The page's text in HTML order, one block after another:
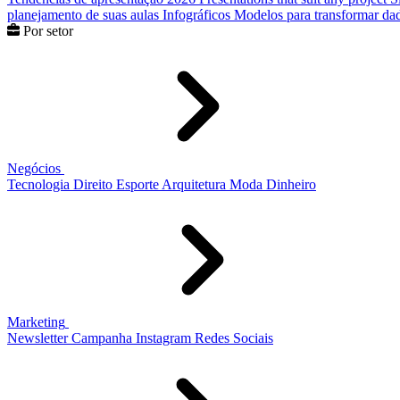
planejamento de suas aulas Infográficos Modelos para transformar
Por setor
Negócios
Tecnologia Direito Esporte Arquitetura Moda Dinheiro
Marketing
Newsletter Campanha Instagram Redes Sociais